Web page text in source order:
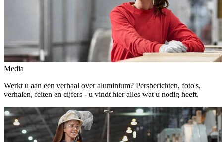
Media
Werkt u aan een verhaal over aluminium? Persberichten, foto's,
verhalen, feiten en cijfers - u vindt hier alles wat u nodig heeft.